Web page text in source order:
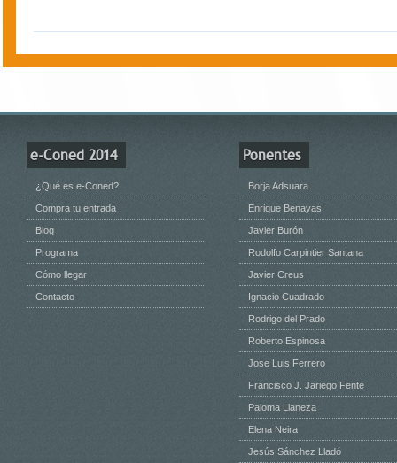
e-Coned 2014
¿Qué es e-Coned?
Compra tu entrada
Blog
Programa
Cómo llegar
Contacto
Ponentes
Borja Adsuara
Enrique Benayas
Javier Burón
Rodolfo Carpintier Santana
Javier Creus
Ignacio Cuadrado
Rodrigo del Prado
Roberto Espinosa
Jose Luis Ferrero
Francisco J. Jariego Fente
Paloma Llaneza
Elena Neira
Jesús Sánchez Lladó